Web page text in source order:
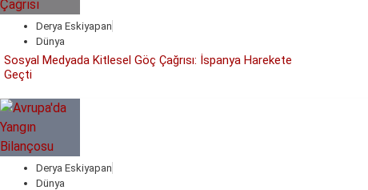
Derya Eskiyapan
Dünya
Sosyal Medyada Kitlesel Göç Çağrısı: İspanya Harekete
Geçti
Derya Eskiyapan
Dünya